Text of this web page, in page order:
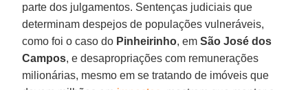
parte dos julgamentos. Sentenças judiciais que
determinam despejos de populações vulneráveis,
como foi o caso do Pinheirinho, emSão José dos
Campos, e desapropriações com remunerações
milionárias, mesmo em se tratando de imóveis que